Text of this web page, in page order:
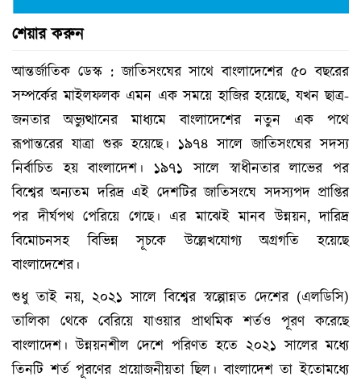
শেয়ার করুন
আন্তর্জাতিক ডেস্ক : জাতিসংঘের সাথে বাংলাদেশের ৫০ বছরের
সম্পর্কের মাইলফলক এমন এক সময়ে হাজির হয়েছে, যখন ছাত্র-
জনতার অভ্যুত্থানের মাধ্যমে বাংলাদেশের নতুন এক পথে
রূপান্তরের যাত্রা শুরু হয়েছে। ১৯৭৪ সালে জাতিসংঘের সদস্য
নির্বাচিত হয় বাংলাদেশ। ১৯৭১ সালে স্বাধীনতার লাভের পর
বিশ্বের অন্যতম দরিদ্র এই দেশটির জাতিসংঘে সদস্যপদ প্রাপ্তির
পর দীর্ঘপথ পেরিয়ে গেছে। এর মাঝেই মানব উন্নয়ন, দারিদ্র
বিমোচনসহ বিভিন্ন সূচকে উল্লেখযোগ্য অগ্রগতি হয়েছে
বাংলাদেশের।
শুধু তাই নয়, ২০২১ সালে বিশ্বের স্বল্পোন্নত দেশের (এলডিসি)
তালিকা থেকে বেরিয়ে যাওয়ার প্রাথমিক শর্তও পূরণ করেছে
বাংলাদেশ। উন্নয়নশীল দেশে পরিণত হতে ২০২১ সালের মধ্যে
তিনটি শর্ত পূরণের প্রয়োজনীয়তা ছিল। বাংলাদেশ তা ইতোমধ্যে